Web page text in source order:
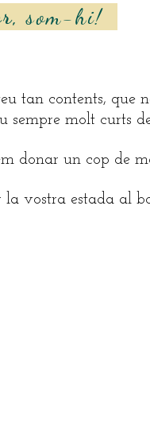
som-hi!
tan contents, que
sempre molt curts
donar un cop de
la vostra estada al